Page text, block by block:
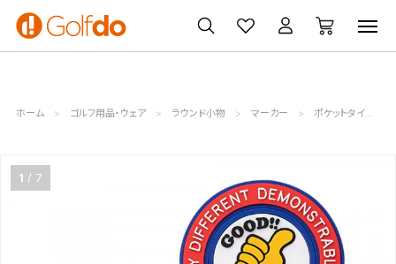
ゴルフ
クラブ
ゴルフ用品
買取
無料査定
クーポン
一覧
ホーム ゴルフ用品・ウェア ラウンド小物 マーカー ポケットタイプ
1 7